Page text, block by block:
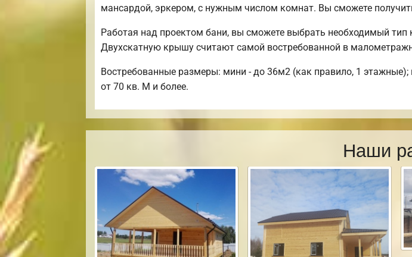
мансардой, эркером, с нужным числом комнат. Вы сможете
Работая над проектом бани, вы сможете выбрать необходимый тип
Двухскатную крышу считают самой востребованной в
Востребованные размеры: мини - до 36м2 (как правило, 1
от 70 кв. М и более.
Наши